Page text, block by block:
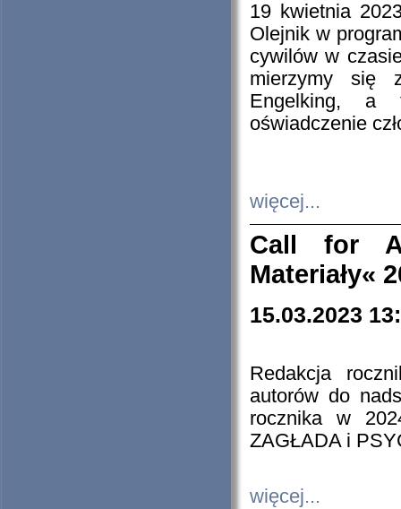
19 kwietnia
Olejnik w
cywilów w
mierzymy się
Engelking, a
oświadczenie
więcej...
Call for
Materiały«
15.03.2023
Redakcja
autorów do
rocznika w
ZAGŁADA i
więcej...